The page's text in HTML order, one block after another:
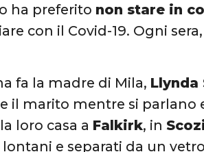
ha preferito non stare in
con il Covid-19. Ogni
fa la madre di Mila, Llynda
il marito mentre si parlano
loro casa a Falkirk, in
e separati da un